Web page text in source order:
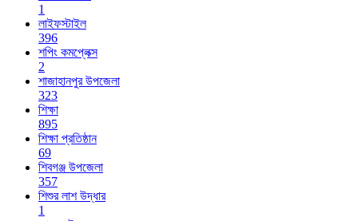
1
লাইফস্টাইল
396
শপিং কমপ্লেক্স
2
শাজাহানপুর উপজেলা
323
শিক্ষা
895
শিক্ষা প্রতিষ্ঠান
69
শিবগঞ্জ উপজেলা
357
শিশুর লাশ উদ্ধার
1